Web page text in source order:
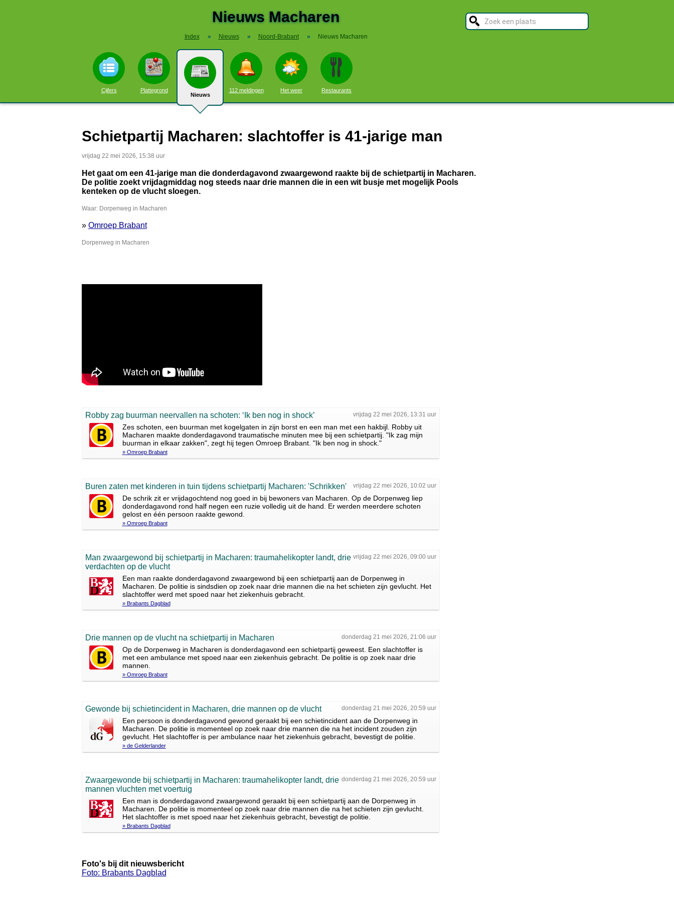
Nieuws Macharen
Index » Nieuws » Noord-Brabant » Nieuws Macharen
Cijfers Plattegrond
Nieuws
112 meldingen Het weer Restaurants
Schietpartij Macharen: slachtoffer is 41-jarige man
vrijdag 22 mei 2026, 15:38 uur
Het gaat om een 41-jarige man die donderdagavond zwaargewond raakte bij de schietpartij in Macharen.
De politie zoekt vrijdagmiddag nog steeds naar drie mannen die in een wit busje met mogelijk Pools
kenteken op de vlucht sloegen.
Waar: Dorpenweg in Macharen
» Omroep Brabant
Dorpenweg in Macharen
vrijdag 22 mei 2026, 13:31 uur
Robby zag buurman neervallen na schoten: ‘Ik ben nog in shock’
Zes schoten, een buurman met kogelgaten in zijn borst en een man met een hakbijl. Robby uit
Macharen maakte donderdagavond traumatische minuten mee bij een schietpartij. "Ik zag mijn
buurman in elkaar zakken", zegt hij tegen Omroep Brabant. "Ik ben nog in shock."
» Omroep Brabant
vrijdag 22 mei 2026, 10:02 uur
Buren zaten met kinderen in tuin tijdens schietpartij Macharen: 'Schrikken'
De schrik zit er vrijdagochtend nog goed in bij bewoners van Macharen. Op de Dorpenweg liep
donderdagavond rond half negen een ruzie volledig uit de hand. Er werden meerdere schoten
gelost en één persoon raakte gewond.
» Omroep Brabant
vrijdag 22 mei 2026, 09:00 uur
Man zwaargewond bij schietpartij in Macharen: traumahelikopter landt, drie
verdachten op de vlucht
Een man raakte donderdagavond zwaargewond bij een schietpartij aan de Dorpenweg in
Macharen. De politie is sindsdien op zoek naar drie mannen die na het schieten zijn gevlucht. Het
slachtoffer werd met spoed naar het ziekenhuis gebracht.
» Brabants Dagblad
donderdag 21 mei 2026, 21:06 uur
Drie mannen op de vlucht na schietpartij in Macharen
Op de Dorpenweg in Macharen is donderdagavond een schietpartij geweest. Een slachtoffer is
met een ambulance met spoed naar een ziekenhuis gebracht. De politie is op zoek naar drie
mannen.
» Omroep Brabant
donderdag 21 mei 2026, 20:59 uur
Gewonde bij schietincident in Macharen, drie mannen op de vlucht
Een persoon is donderdagavond gewond geraakt bij een schietincident aan de Dorpenweg in
Macharen. De politie is momenteel op zoek naar drie mannen die na het incident zouden zijn
gevlucht. Het slachtoffer is per ambulance naar het ziekenhuis gebracht, bevestigt de politie.
» de Gelderlander
donderdag 21 mei 2026, 20:59 uur
Zwaargewonde bij schietpartij in Macharen: traumahelikopter landt, drie
mannen vluchten met voertuig
Een man is donderdagavond zwaargewond geraakt bij een schietpartij aan de Dorpenweg in
Macharen. De politie is momenteel op zoek naar drie mannen die na het schieten zijn gevlucht.
Het slachtoffer is met spoed naar het ziekenhuis gebracht, bevestigt de politie.
» Brabants Dagblad
Foto's bij dit nieuwsbericht
Foto: Brabants Dagblad